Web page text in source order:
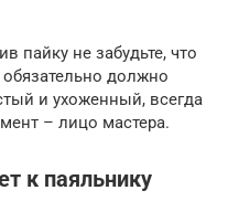
пайку не забудьте, что
должно
и ухоженный, всегда
– лицо мастера.
к паяльнику